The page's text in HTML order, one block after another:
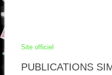
Site officiel
PUBLICATIONS